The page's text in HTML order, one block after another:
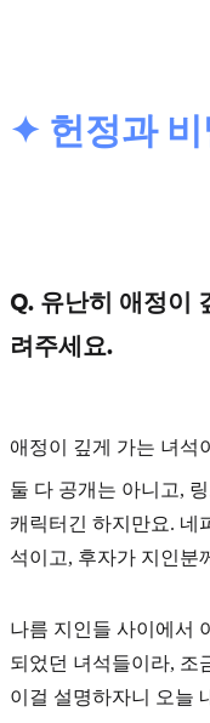
✦ 헌정과 비
Q. 유난히 애정이
려주세요.
애정이 깊게 가는 녀석
둘 다 공개는 아니고,
캐릭터긴 하지만요. 네
석이고, 후자가 지인분
나름 지인들 사이에서
되었던 녀석들이라, 조
이걸 설명하자니 오늘